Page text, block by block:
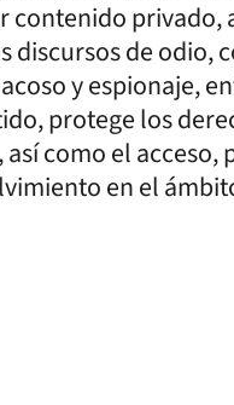
contenido privado,
discursos de odio,
y espionaje,
protege los
como el acceso,
en el